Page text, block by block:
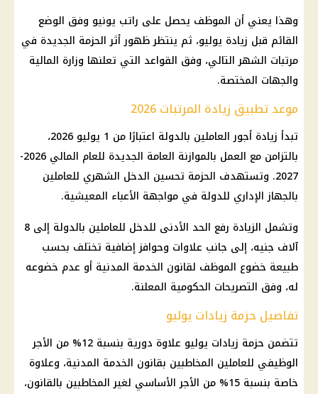
وهذا يعني أن الموظف يحصل على راتب يونيو وفق الوضع
القائم قبل زيادة يوليو، ثم ينتظر ظهور أثر الحزمة الجديدة في
مرتبات الشهر التالي، وفق القواعد التي تعلنها وزارة المالية
والجهات المختصة.
موعد تطبيق زيادة المرتبات 2026
تبدأ زيادة أجور العاملين بالدولة اعتبارًا من 1 يوليو 2026،
بالتزامن مع العمل بالموازنة العامة الجديدة للعام المالي 2026-
2027. وتستهدف الحزمة تحسين الدخل الشهري للعاملين
بالجهاز الإداري للدولة في مواجهة الأعباء المعيشية.
وتشمل الزيادة رفع الحد الأدنى للدخل للعاملين بالدولة إلى 8
آلاف جنيه، إلى جانب علاوات وحوافز إضافية تختلف بحسب
طبيعة خضوع الموظف لقانون الخدمة المدنية أو عدم خضوعه
له، وفق التصريحات الحكومية المعلنة.
تفاصيل حزمة زيادات يوليو
تتضمن حزمة زيادات يوليو علاوة دورية بنسبة 12% من الأجر
الوظيفي للعاملين المخاطبين بقانون الخدمة المدنية، وعلاوة
خاصة بنسبة 15% من الأجر الأساسي لغير المخاطبين بالقانون،